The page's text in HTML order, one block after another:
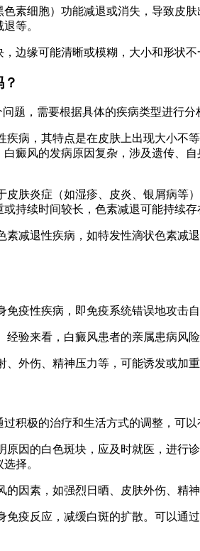
素细胞）功能减退或消失，导致皮
等。
边缘可能清晰或模糊，大小和形状
题，需要根据具体的疾病类型进行分
疾病，其特点是在皮肤上出现大小
癜风的发病原因复杂，涉及遗传、
皮肤炎症（如湿疹、皮炎、银屑病
持续时间较长，色素减退可能持续
素减退性疾病，如特发性滴状色素
免疫性疾病，即免疫系统错误地攻击
经验来看，白癜风患者的亲属患病风
外伤、精神压力等，可能诱发或加
积极的治疗和生活方式的调整，可以
原因的白色斑块，应及时就医，进
择。
的因素，如强烈日晒、皮肤外伤、精
免疫反应，减缓白斑的扩散。可以